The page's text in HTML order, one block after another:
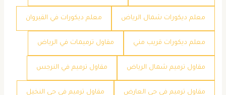
معلم ديكورات شمال الرياض معلم ديكورات في القيروان
معلم ديكورات قريب مني مقاول ترميمات في الرياض
مقاول ترميم شمال الرياض مقاول ترميم في النرجس
مقاول ترميم في حي العارض مقاول ترميم في حي النخيل